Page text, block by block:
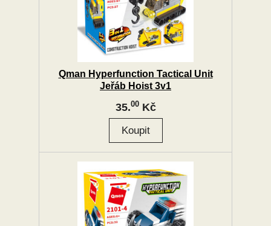
Qman Hyperfunction Tactical Unit
Jeřáb Hoist 3v1
35.00Kč